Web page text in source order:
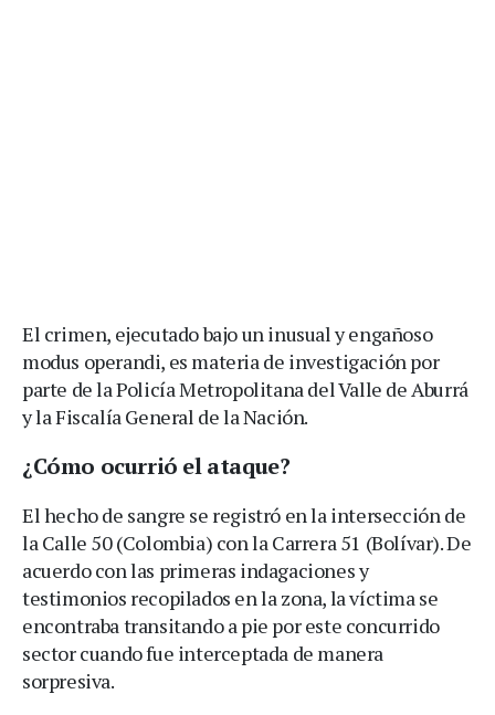
El crimen, ejecutado bajo un inusual y engañoso
modus operandi, es materia de investigación por
parte de la Policía Metropolitana del Valle de Aburrá
y la Fiscalía General de la Nación.
¿Cómo ocurrió el ataque?
El hecho de sangre se registró en la intersección de
la Calle 50 (Colombia) con la Carrera 51 (Bolívar). De
acuerdo con las primeras indagaciones y
testimonios recopilados en la zona, la víctima se
encontraba transitando a pie por este concurrido
sector cuando fue interceptada de manera
sorpresiva.